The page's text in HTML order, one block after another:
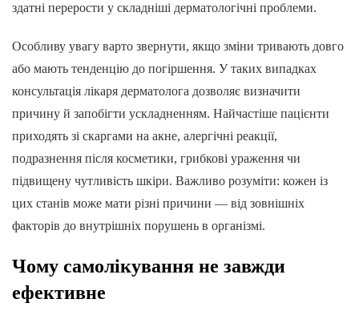
здатні перерости у складніші дерматологічні проблеми.
Особливу увагу варто звернути, якщо зміни тривають довго
або мають тенденцію до погіршення. У таких випадках
консультація лікаря дерматолога дозволяє визначити
причину й запобігти ускладненням. Найчастіше пацієнти
приходять зі скаргами на акне, алергічні реакції,
подразнення після косметики, грибкові ураження чи
підвищену чутливість шкіри. Важливо розуміти: кожен із
цих станів може мати різні причини — від зовнішніх
факторів до внутрішніх порушень в організмі.
Чому самолікування не завжди
ефективне